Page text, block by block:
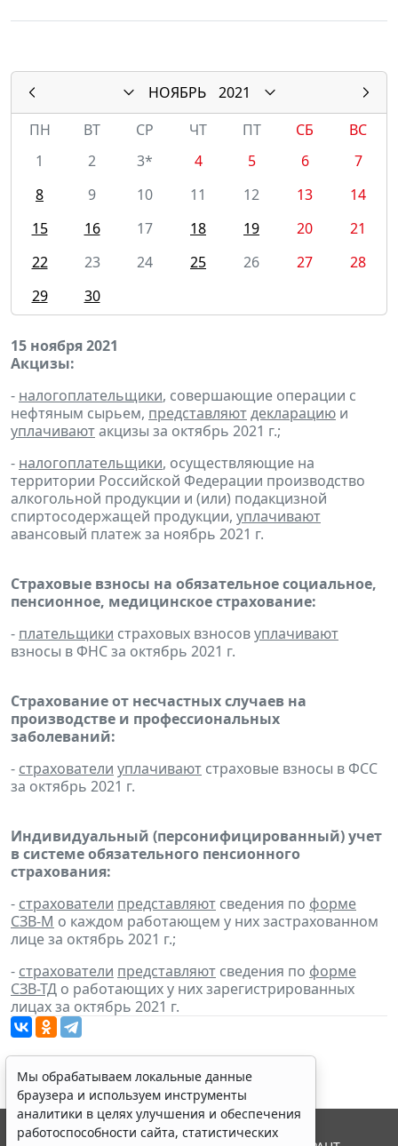
НОЯБРЬ
2021
ПН
ВТ СР ЧТ ПТ СБ
ВС
1
2 3* 4 5 6
7
8
9 10 11 12 13
14
15
16 17 18 19 20
21
22
23 24 25 26 27
28
29
30
15 ноября 2021
Акцизы:
- налогоплательщики, совершающие операции с
нефтяным сырьем, представляютдекларацию и
уплачиваютакцизы за октябрь 2021 г.;
- налогоплательщики, осуществляющие на
территории Российской Федерации производство
алкогольной продукции и (или) подакцизной
спиртосодержащей продукции, уплачивают
авансовый платеж за ноябрь 2021 г.
Страховые взносы на обязательное социальное,
пенсионное, медицинское страхование:
- плательщики страховых взносовуплачивают
взносы в ФНС за октябрь 2021 г.
Страхование от несчастных случаев на
производстве и профессиональных
заболеваний:
- страхователи уплачивают страховые взносы в ФСС
за октябрь 2021 г.
Индивидуальный (персонифицированный) учет
в системе обязательного пенсионного
страхования:
- страхователи представляют сведения по форме
СЗВ-М о каждом работающем у них застрахованном
лице за октябрь 2021 г.;
- страхователи представляют сведения по форме
СЗВ-ТД о работающих у них зарегистрированных
лицах за октябрь 2021 г.
Мы обрабатываем локальные данные
браузера и используем инструменты
аналитики в целях улучшения и обеспечения
работоспособности сайта, статистических